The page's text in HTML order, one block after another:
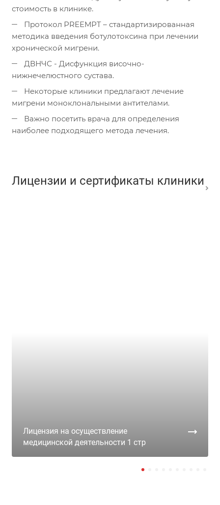
стоимость в клинике.
Протокол PREEMPT – стандартизированная
методика введения ботулотоксина при лечении
хронической мигрени.
ДВНЧС - Дисфункция височно-
нижнечелюстного сустава.
Некоторые клиники предлагают лечение
мигрени моноклональными антителами.
Важно посетить врача для определения
наиболее подходящего метода лечения.
Лицензии и сертификаты клиники
Лицензия на осуществление
медицинской деятельности 1 стр